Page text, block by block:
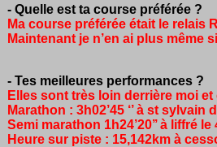
- Quelle est ta course préférée ?
Ma course préférée était le relais
Maintenant je n’en ai plus même
- Tes meilleures performances ?
Elles sont très loin derrière moi
Marathon : 3h02’45 ‘’ à st sylvain
Semi marathon 1h24’20’’ à liffré le
Heure sur piste : 15,142km à